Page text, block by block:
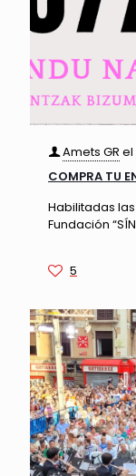
Amets GR el
COMPRA TU
Habilitadas
Fundación
5